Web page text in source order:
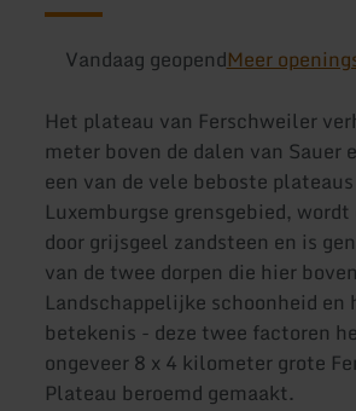
Vandaag geopendMeer
Het plateau van Ferschweiler
meter boven de dalen van Sauer
een van de vele beboste
Luxemburgse grensgebied,
door grijsgeel zandsteen en is
van de twee dorpen die hier
Landschappelijke schoonheid en
betekenis - deze twee factoren
ongeveer 8 x 4 kilometer grote
Plateau beroemd gemaakt.